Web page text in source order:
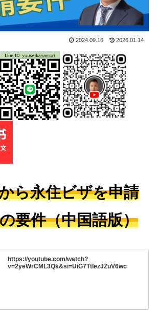
2024.09.16 2026.01.14
ら永住ビザを申請
要件（中国語版）
https://youtube.com/watch?
v=2yeWrCML3Qk&si=UiG7TtIezJZuV6wc